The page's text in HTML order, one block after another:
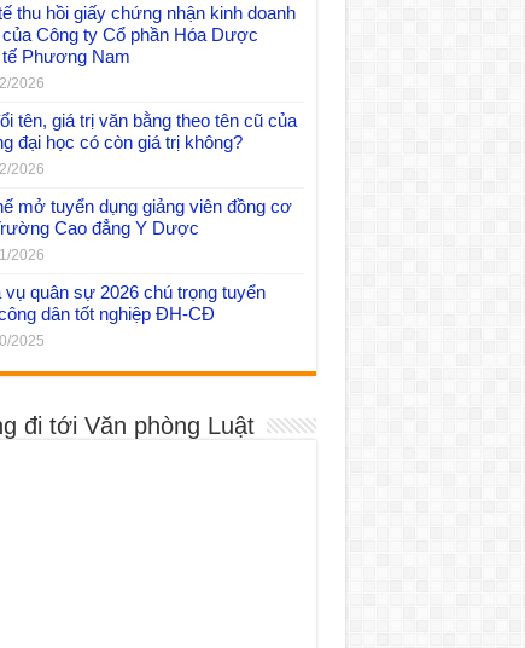
thu hồi giấy chứng nhận kinh doanh
Công ty Cổ phần Hóa Dược
Phương Nam
2026
tên, giá trị văn bằng theo tên cũ của
đại học có còn giá trị không?
2026
mở tuyển dụng giảng viên đồng cơ
Cao đẳng Y Dược
2026
vụ quân sự 2026 chú trọng tuyển
dân tốt nghiệp ĐH-CĐ
2025
đi tới Văn phòng Luật